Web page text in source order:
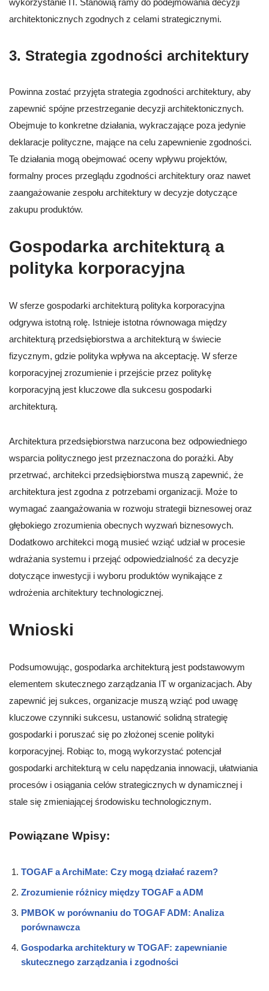
wykorzystanie IT. Stanowią ramy do podejmowania decyzji
architektonicznych zgodnych z celami strategicznymi.
3. Strategia zgodności architektury
Powinna zostać przyjęta strategia zgodności architektury, aby
zapewnić spójne przestrzeganie decyzji architektonicznych.
Obejmuje to konkretne działania, wykraczające poza jedynie
deklaracje polityczne, mające na celu zapewnienie zgodności.
Te działania mogą obejmować oceny wpływu projektów,
formalny proces przeglądu zgodności architektury oraz nawet
zaangażowanie zespołu architektury w decyzje dotyczące
zakupu produktów.
Gospodarka architekturą a
polityka korporacyjna
W sferze gospodarki architekturą polityka korporacyjna
odgrywa istotną rolę. Istnieje istotna równowaga między
architekturą przedsiębiorstwa a architekturą w świecie
fizycznym, gdzie polityka wpływa na akceptację. W sferze
korporacyjnej zrozumienie i przejście przez politykę
korporacyjną jest kluczowe dla sukcesu gospodarki
architekturą.
Architektura przedsiębiorstwa narzucona bez odpowiedniego
wsparcia politycznego jest przeznaczona do porażki. Aby
przetrwać, architekci przedsiębiorstwa muszą zapewnić, że
architektura jest zgodna z potrzebami organizacji. Może to
wymagać zaangażowania w rozwoju strategii biznesowej oraz
głębokiego zrozumienia obecnych wyzwań biznesowych.
Dodatkowo architekci mogą musieć wziąć udział w procesie
wdrażania systemu i przejąć odpowiedzialność za decyzje
dotyczące inwestycji i wyboru produktów wynikające z
wdrożenia architektury technologicznej.
Wnioski
Podsumowując, gospodarka architekturą jest podstawowym
elementem skutecznego zarządzania IT w organizacjach. Aby
zapewnić jej sukces, organizacje muszą wziąć pod uwagę
kluczowe czynniki sukcesu, ustanowić solidną strategię
gospodarki i poruszać się po złożonej scenie polityki
korporacyjnej. Robiąc to, mogą wykorzystać potencjał
gospodarki architekturą w celu napędzania innowacji, ułatwiania
procesów i osiągania celów strategicznych w dynamicznej i
stale się zmieniającej środowisku technologicznym.
Powiązane Wpisy:
TOGAF a ArchiMate: Czy mogą działać razem?
Zrozumienie różnicy między TOGAF a ADM
PMBOK w porównaniu do TOGAF ADM: Analiza
porównawcza
Gospodarka architektury w TOGAF: zapewnianie
skutecznego zarządzania i zgodności